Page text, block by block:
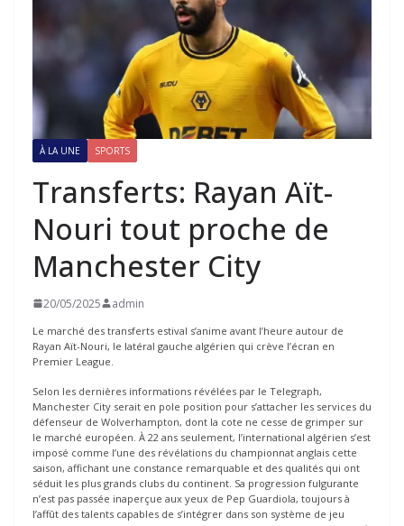
À LA UNE SPORTS
Transferts: Rayan Aït-
Nouri tout proche de
Manchester City
20/05/2025 admin
Le marché des transferts estival s’anime avant l’heure autour de
Rayan Aït-Nouri, le latéral gauche algérien qui crève l’écran en
Premier League.
Selon les dernières informations révélées par le Telegraph,
Manchester City serait en pole position pour s’attacher les services du
défenseur de Wolverhampton, dont la cote ne cesse de grimper sur
le marché européen. À 22 ans seulement, l’international algérien s’est
imposé comme l’une des révélations du championnat anglais cette
saison, affichant une constance remarquable et des qualités qui ont
séduit les plus grands clubs du continent. Sa progression fulgurante
n’est pas passée inaperçue aux yeux de Pep Guardiola, toujours à
l’affût des talents capables de s’intégrer dans son système de jeu